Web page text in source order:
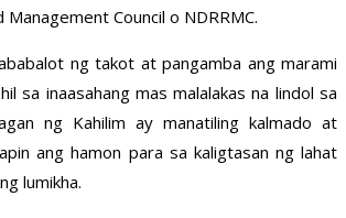
Management Council o NDRRMC.
ng takot at pangamba ang marami
sa inaasahang mas malalakas na lindol sa
ng Kahilim ay manatiling kalmado at
ang hamon para sa kaligtasan ng lahat
lumikha.